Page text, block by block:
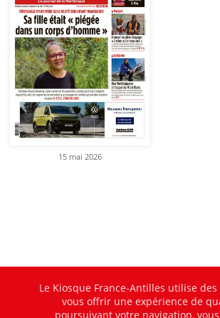
15 mai 2026
Le Kiosque France-Antilles utilise
vous offrir une expérience de
poursuivant votre navigation,